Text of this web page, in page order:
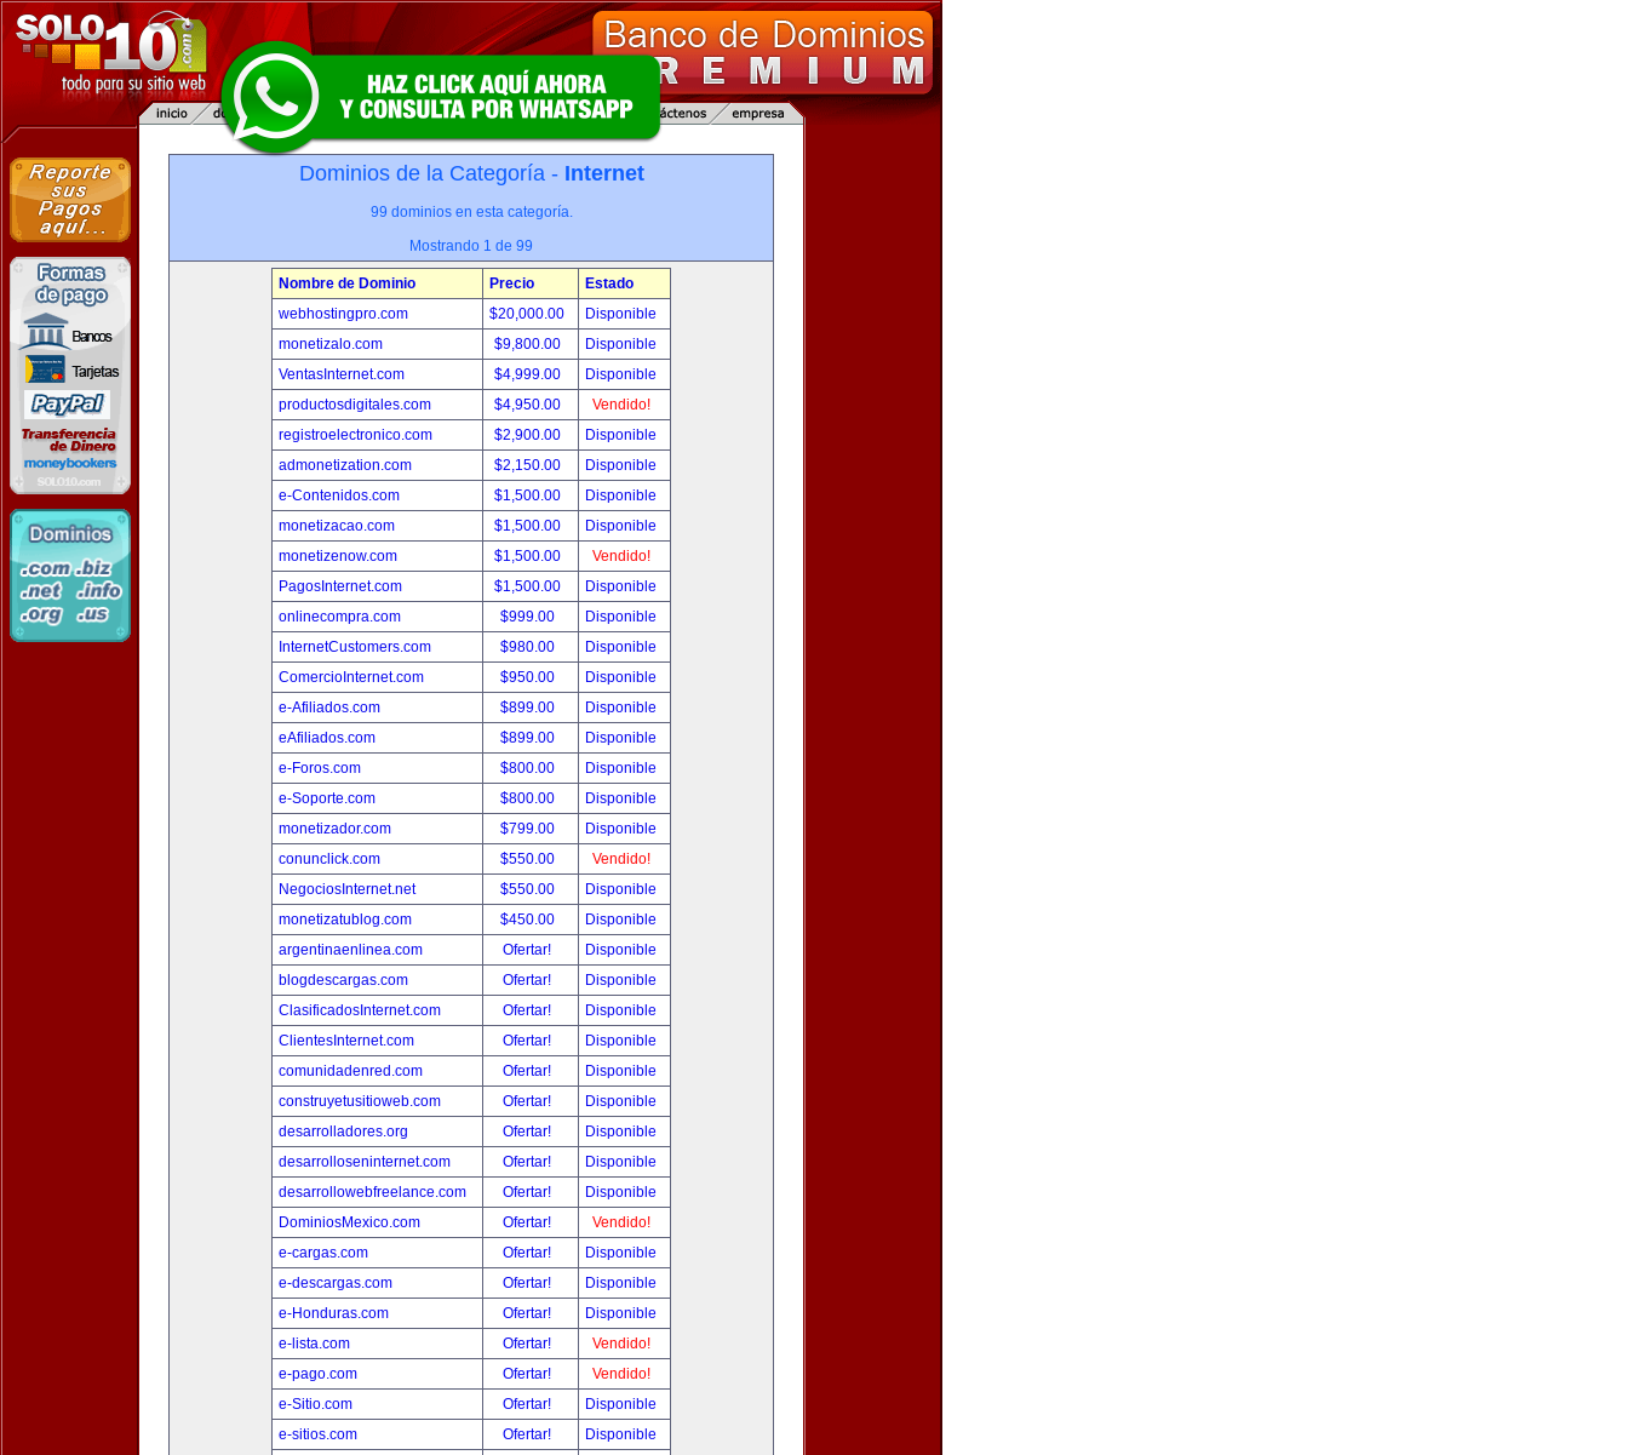
Dominios de la Categoría - Internet
99 dominios en esta categoría.
Mostrando 1 de 99
Nombre de Dominio Precio
Estado
webhostingpro.com
$20,000.00
Disponible
monetizalo.com
$9,800.00
Disponible
VentasInternet.com
$4,999.00
Disponible
productosdigitales.com
$4,950.00
Vendido!
registroelectronico.com
$2,900.00
Disponible
admonetization.com
$2,150.00
Disponible
e-Contenidos.com
$1,500.00
Disponible
monetizacao.com
$1,500.00
Disponible
monetizenow.com
$1,500.00
Vendido!
PagosInternet.com
$1,500.00
Disponible
onlinecompra.com
$999.00
Disponible
InternetCustomers.com
$980.00
Disponible
ComercioInternet.com
$950.00
Disponible
e-Afiliados.com
$899.00
Disponible
eAfiliados.com
$899.00
Disponible
e-Foros.com
$800.00
Disponible
e-Soporte.com
$800.00
Disponible
monetizador.com
$799.00
Disponible
conunclick.com
$550.00
Vendido!
NegociosInternet.net
$550.00
Disponible
monetizatublog.com
$450.00
Disponible
argentinaenlinea.com
Ofertar!
Disponible
blogdescargas.com
Ofertar!
Disponible
ClasificadosInternet.com
Ofertar!
Disponible
ClientesInternet.com
Ofertar!
Disponible
comunidadenred.com
Ofertar!
Disponible
construyetusitioweb.com
Ofertar!
Disponible
desarrolladores.org
Ofertar!
Disponible
desarrolloseninternet.com
Ofertar!
Disponible
desarrollowebfreelance.com
Ofertar!
Disponible
DominiosMexico.com
Ofertar!
Vendido!
e-cargas.com
Ofertar!
Disponible
e-descargas.com
Ofertar!
Disponible
e-Honduras.com
Ofertar!
Disponible
e-lista.com
Ofertar!
Vendido!
e-pago.com
Ofertar!
Vendido!
e-Sitio.com
Ofertar!
Disponible
e-sitios.com
Ofertar!
Disponible